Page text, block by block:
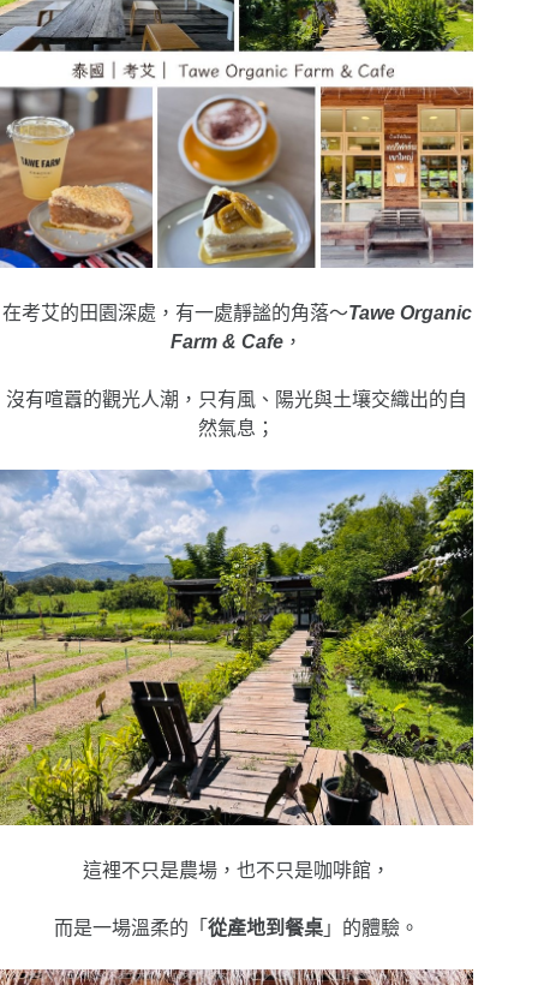
在考艾的田園深處，有一處靜謐的角落～Tawe Organic
Farm & Cafe ，
沒有喧囂的觀光人潮，只有風、陽光與土壤交織出的自
然氣息；
這裡不只是農場，也不只是咖啡館，
而是一場溫柔的「從產地到餐桌 」的體驗。